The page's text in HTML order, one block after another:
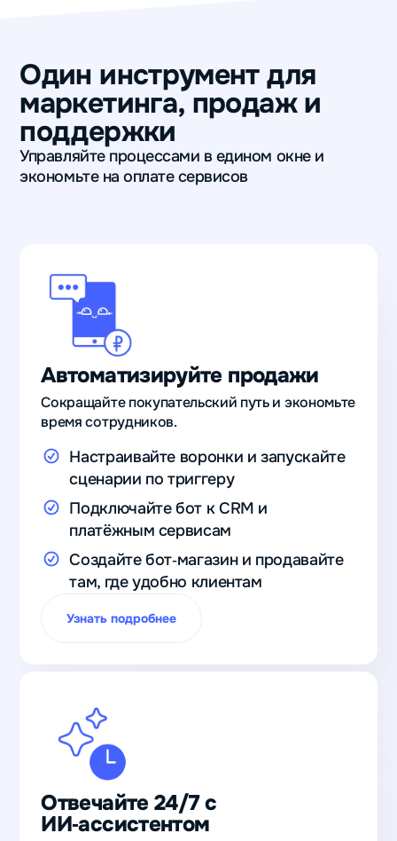
Один инструмент для
маркетинга, продаж и
поддержки
Управляйте процессами в едином окне и
экономьте на оплате сервисов
Автоматизируйте продажи
Сокращайте покупательский путь и экономьте
время сотрудников.
Настраивайте воронки и запускайте
сценарии по триггеру
Подключайте бот к CRM и
платёжным сервисам
Создайте бот‑магазин и продавайте
там, где удобно клиентам
Узнать подробнее
Отвечайте 24/7 с
ИИ‑ассистентом